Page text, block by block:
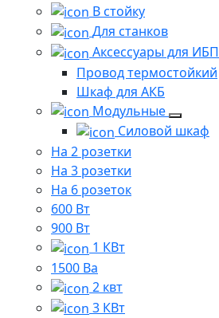
В стойку
Для станков
Аксессуары для ИБП
Провод термостойкий
Шкаф для АКБ
Модульные
Силовой шкаф
На 2 розетки
На 3 розетки
На 6 розеток
600 Вт
900 Вт
1 КВт
1500 Ва
2 квт
3 КВт